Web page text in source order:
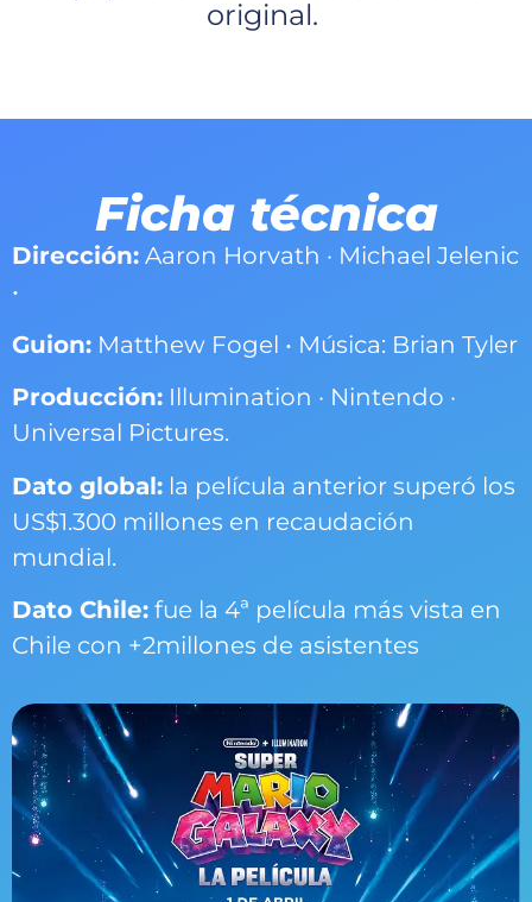
original.
Ficha técnica
Dirección: Aaron Horvath · Michael Jelenic
•
Guion: Matthew Fogel • Música: Brian Tyler
Producción: Illumination · Nintendo ·
Universal Pictures.
Dato global: la película anterior superó los
US$1.300 millones en recaudación
mundial.
Dato Chile: fue la 4ª película más vista en
Chile con +2millones de asistentes